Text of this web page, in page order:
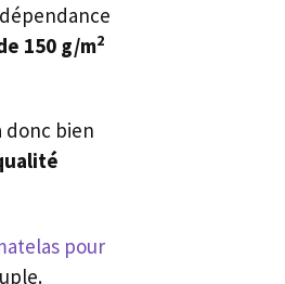
150 g/m2
donc bien
pour